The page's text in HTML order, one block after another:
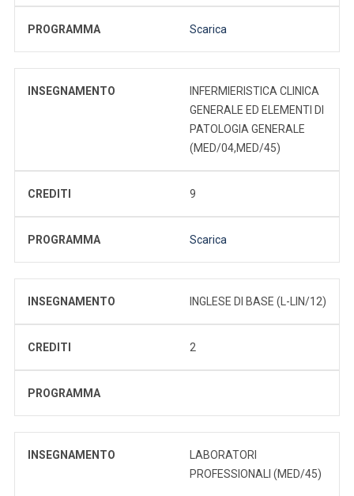
PROGRAMMA Scarica
INSEGNAMENTO
INFERMIERISTICA CLINICA
GENERALE ED ELEMENTI DI
PATOLOGIA GENERALE
(MED/04,MED/45)
CREDITI 9
PROGRAMMA Scarica
INSEGNAMENTO INGLESE DI BASE (L-LIN/12)
CREDITI 2
PROGRAMMA
INSEGNAMENTO
LABORATORI
PROFESSIONALI (MED/45)